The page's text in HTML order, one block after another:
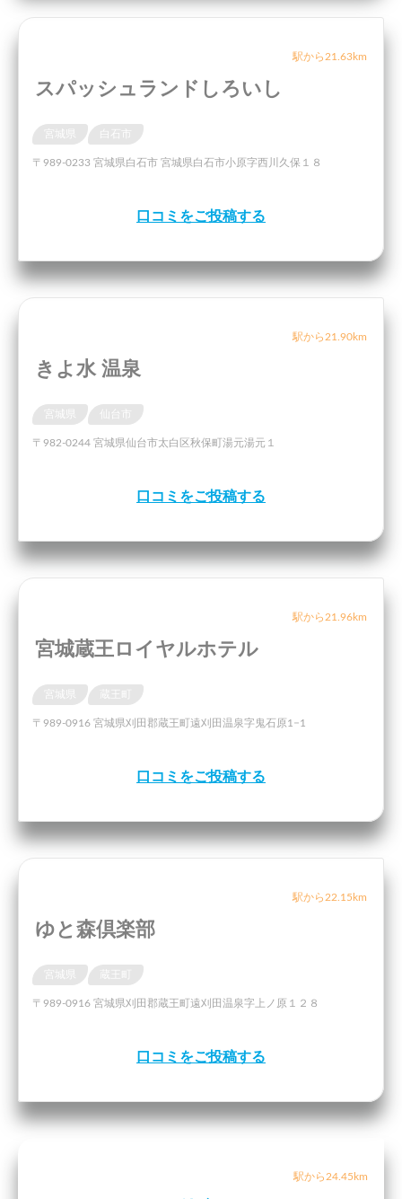
駅から21.63km
スパッシュランドしろいし
白石市
〒989-0233 宮城県白石市 宮城県白石市小原字西川久保１８
口コミをご投稿する
駅から21.90km
きよ水 温泉
〒982-0244 宮城県仙台市太白区秋保町湯元湯元１
口コミをご投稿する
駅から21.96km
宮城蔵王ロイヤルホテル
〒989-0916 宮城県刈田郡蔵王町遠刈田温泉字鬼石原1−1
口コミをご投稿する
駅から22.15km
ゆと森倶楽部
〒989-0916 宮城県刈田郡蔵王町遠刈田温泉字上ノ原１２８
口コミをご投稿する
駅から24.45km